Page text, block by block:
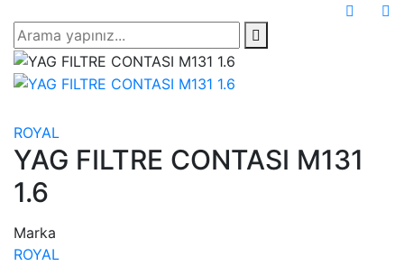
ROYAL
YAG FILTRE CONTASI M131
1.6
Marka
ROYAL